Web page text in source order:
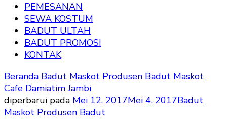
PEMESANAN
SEWA KOSTUM
BADUT ULTAH
BADUT PROMOSI
KONTAK
Beranda Badut Maskot Produsen Badut Maskot
Cafe Damiatim Jambi
diperbarui pada Mei 12, 2017Mei 4, 2017Badut
Maskot Produsen Badut